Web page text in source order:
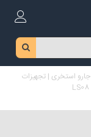
جارو استخری | تجهیزات